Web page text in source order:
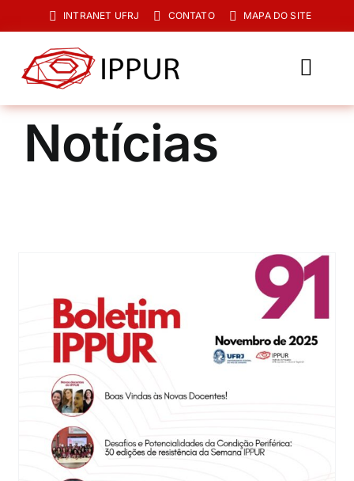
para
conteúdo
INTRANET UFRJ CONTATO MAPA DO SITE
O IPPUR
Graduação
Biblioteca
Eventos e Certificados
Comunicação
Buscar
resultados
Notícias